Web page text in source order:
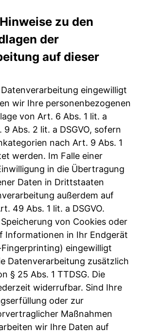
zu den
der
auf dieser
eingewilligt
wir Ihre personenbezogenen
von Art. 6 Abs. 1 lit. a
9 Abs. 2 lit. a DSGVO, sofern
nach Art. 9 Abs. 1
werden. Im Falle einer
in die Übertragung
Daten in Drittstaaten
außerdem auf
49 Abs. 1 lit. a DSGVO.
von Cookies oder
Informationen in Ihr Endgerät
eingewilligt
Datenverarbeitung zusätzlich
§ 25 Abs. 1 TTDSG. Die
widerrufbar. Sind Ihre
oder zur
Maßnahmen
wir Ihre Daten auf